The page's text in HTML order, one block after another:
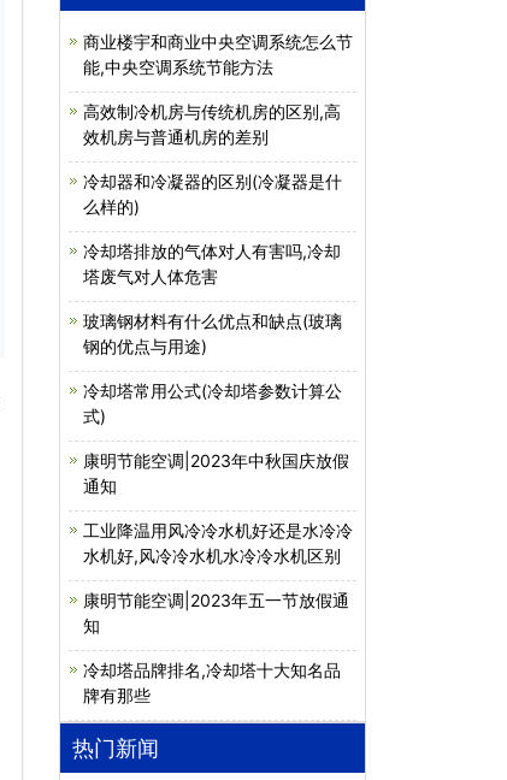
商业楼宇和商业中央空调系统怎么节
能,中央空调系统节能方法
高效制冷机房与传统机房的区别,高
效机房与普通机房的差别
冷却器和冷凝器的区别(冷凝器是什
么样的)
冷却塔排放的气体对人有害吗,冷却
塔废气对人体危害
玻璃钢材料有什么优点和缺点(玻璃
钢的优点与用途)
冷却塔常用公式(冷却塔参数计算公
式)
康明节能空调|2023年中秋国庆放假
通知
工业降温用风冷冷水机好还是水冷冷
水机好,风冷冷水机水冷冷水机区别
康明节能空调|2023年五一节放假通
知
冷却塔品牌排名,冷却塔十大知名品
牌有那些
热门新闻